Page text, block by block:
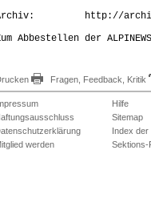
http://
Abbestellen der
Fragen, Feedback, Kritik
werden
Hilfe
Sitemap
Index der
Sektions-